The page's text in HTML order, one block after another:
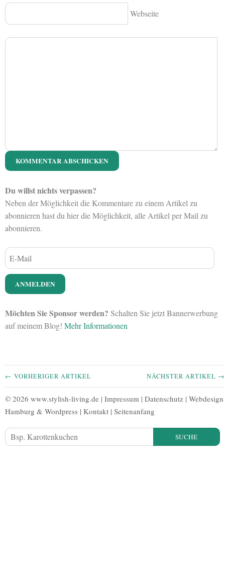
Webseite
Du willst nichts verpassen?
Neben der Möglichkeit die Kommentare zu einem Artikel zu
abonnieren hast du hier die Möglichkeit, alle Artikel per Mail zu
abonnieren.
Möchten Sie Sponsor werden? Schalten Sie jetzt Bannerwerbung
auf meinem Blog! Mehr Informationen
← VORHERIGER ARTIKEL NÄCHSTER ARTIKEL →
© 2026 www.stylish-living.de | Impressum | Datenschutz | Webdesign
Hamburg & Wordpress | Kontakt | Seitenanfang
SUCHE